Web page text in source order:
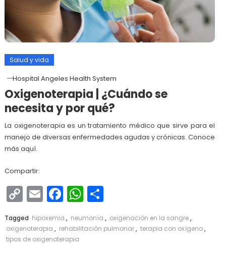
Salud y vida
Hospital Angeles Health System
Oxigenoterapia | ¿Cuándo se
necesita y por qué?
La oxigenoterapia es un tratamiento médico que sirve para el
manejo de diversas enfermedades agudas y crónicas. Conoce
más aquí.
Compartir:
Copy
Link
EmailFacebook
WhatsApp
Compartir
Tagged hipoxemia , neumonía , oxigenación en la sangre,
oxigenoterapia , rehabilitación pulmonar, terapia con oxígeno,
tipos de oxigenoterapia